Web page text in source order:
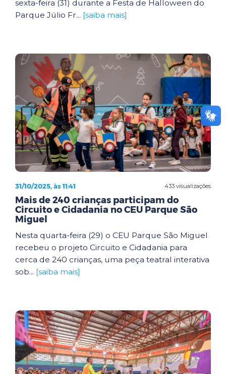
sexta-feira (31) durante a Festa de Halloween do
Parque Júlio Fr... [saiba mais]
433 visualizações
31/10/2025, às 11:41
Mais de 240 crianças participam do
Circuito e Cidadania no CEU Parque São
Miguel
Nesta quarta-feira (29) o CEU Parque São Miguel
recebeu o projeto Circuito e Cidadania para
cerca de 240 crianças, uma peça teatral interativa
sob... [saiba mais]